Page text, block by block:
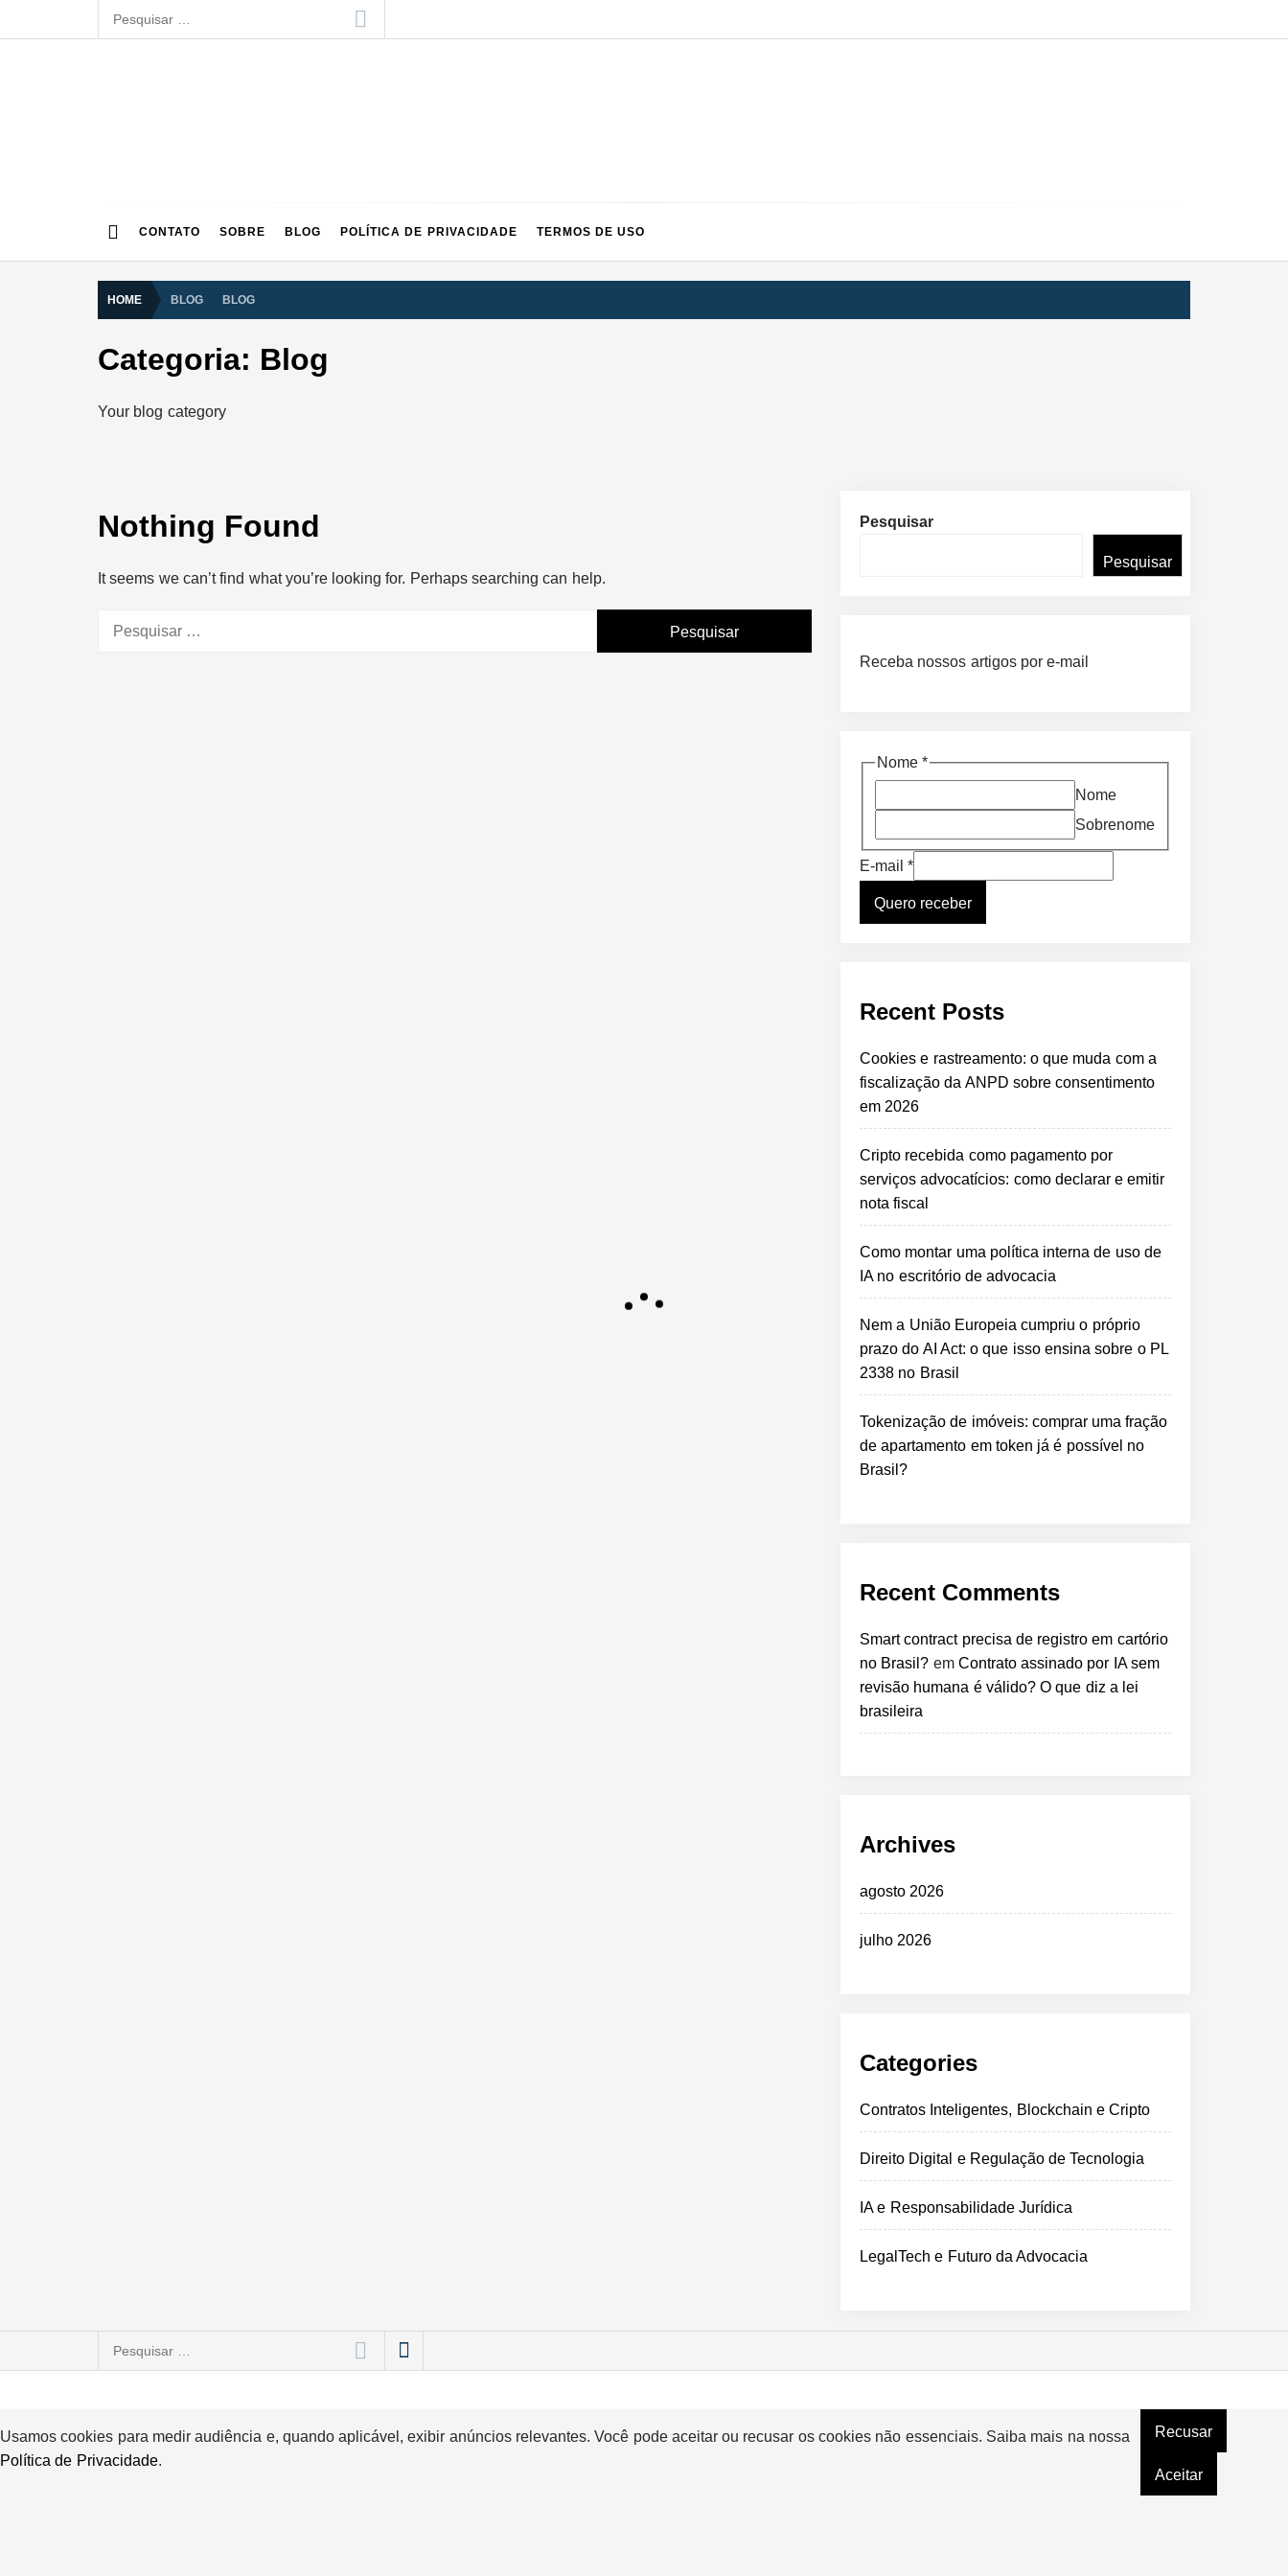
to
Pesquisar
por:
CONTATO SOBRE BLOG POLÍTICA DE PRIVACIDADE TERMOS DE USO
HOME BLOG BLOG
Categoria: Blog
Your blog category
Nothing Found
It seems we can’t find what you’re looking for. Perhaps searching can help.
Pesquisar
Pesquisar
Receba nossos artigos por e-mail
Nome
Nome*
Nome
Sobrenome
E-mail*
Quero receber
Recent Posts
Cookies e rastreamento: o que muda com a
fiscalização da ANPD sobre consentimento
em 2026
Cripto recebida como pagamento por
serviços advocatícios: como declarar e emitir
nota fiscal
Como montar uma política interna de uso de
IA no escritório de advocacia
Nem a União Europeia cumpriu o próprio
prazo do AI Act: o que isso ensina sobre o PL
2338 no Brasil
Tokenização de imóveis: comprar uma fração
de apartamento em token já é possível no
Brasil?
Recent Comments
Smart contract precisa de registro em cartório
no Brasil? em Contrato assinado por IA sem
revisão humana é válido? O que diz a lei
brasileira
Archives
agosto 2026
julho 2026
Categories
Contratos Inteligentes, Blockchain e Cripto
Direito Digital e Regulação de Tecnologia
IA e Responsabilidade Jurídica
LegalTech e Futuro da Advocacia
Pesquisar
Usamos cookies para medir audiência e, quando aplicável, exibir anúncios relevantes. Você pode aceitar ou recusar os cookies não essenciais. Saiba mais na nossa
Política de Privacidade.
Recusar
Aceitar